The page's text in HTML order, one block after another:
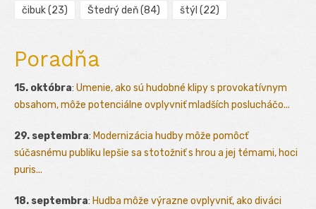
čibuk(23) Štedrý deň(84) štýl (22)
Poradňa
15. októbra: Umenie, ako sú hudobné klipy s provokatívnym
obsahom, môže potenciálne ovplyvniť mladších poslucháčo...
29. septembra: Modernizácia hudby môže pomôcť
súčasnému publiku lepšie sa stotožniť s hrou a jej témami, hoci
puris...
18. septembra: Hudba môže výrazne ovplyvniť, ako diváci